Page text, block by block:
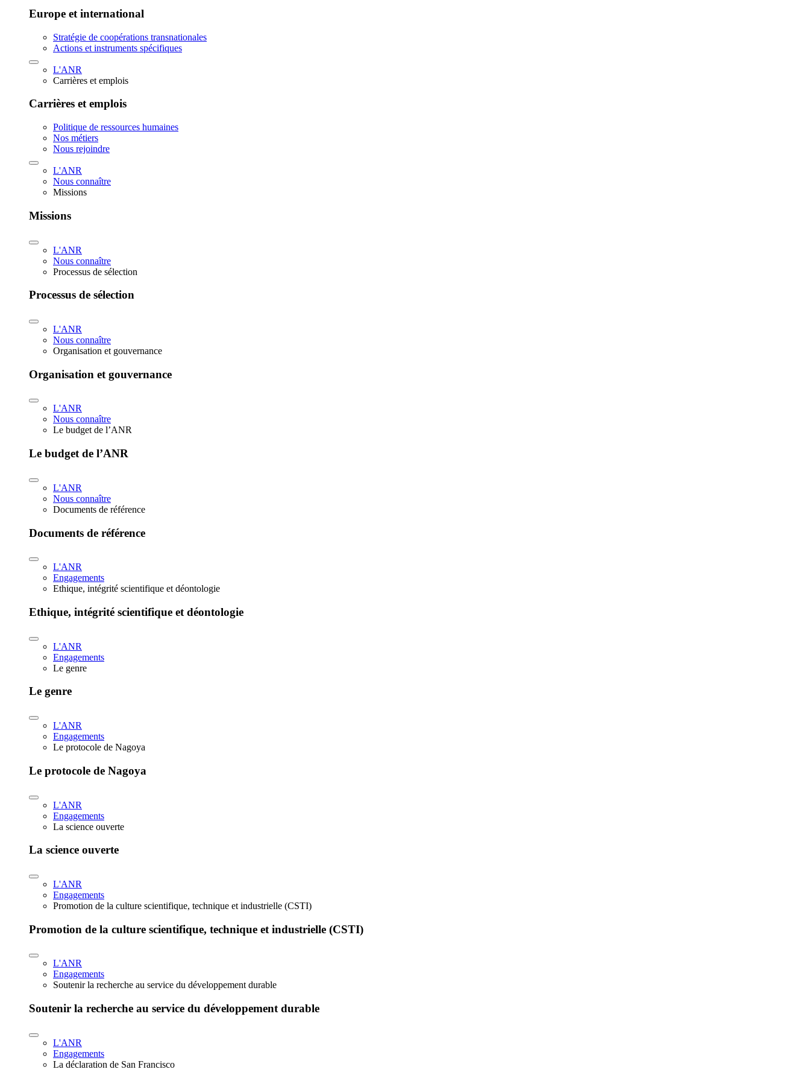
Europe et international
Stratégie de coopérations transnationales
Actions et instruments spécifiques
L'ANR
Carrières et emplois
Carrières et emplois
Politique de ressources humaines
Nos métiers
Nous rejoindre
L'ANR
Nous connaître
Missions
Missions
L'ANR
Nous connaître
Processus de sélection
Processus de sélection
L'ANR
Nous connaître
Organisation et gouvernance
Organisation et gouvernance
L'ANR
Nous connaître
Le budget de l’ANR
Le budget de l’ANR
L'ANR
Nous connaître
Documents de référence
Documents de référence
L'ANR
Engagements
Ethique, intégrité scientifique et déontologie
Ethique, intégrité scientifique et déontologie
L'ANR
Engagements
Le genre
Le genre
L'ANR
Engagements
Le protocole de Nagoya
Le protocole de Nagoya
L'ANR
Engagements
La science ouverte
La science ouverte
L'ANR
Engagements
Promotion de la culture scientifique, technique et industrielle (CSTI)
Promotion de la culture scientifique, technique et industrielle (CSTI)
L'ANR
Engagements
Soutenir la recherche au service du développement durable
Soutenir la recherche au service du développement durable
L'ANR
Engagements
La déclaration de San Francisco